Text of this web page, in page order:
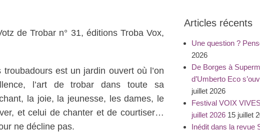
de Trobar n° 31, éditions Troba Vox,
troubadours est un jardin ouvert où l’on
l’art de trobar dans toute sa
la joie, la jeunesse, les dames, le
et celui de chanter et de courtiser…
ne décline pas.
Articles récents
Une question ?
2026
De Borges à
d’Umberto Eco
juillet 2026
Festival VOIX
juillet 2026 15 juillet
Inédit dans la revue